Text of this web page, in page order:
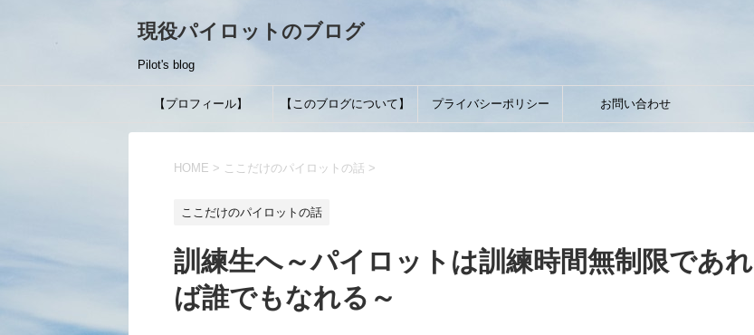
現役パイロットのブログ
Pilot's blog
【プロフィール】 【このブログについて】 プライバシーポリシー お問い合わせ
HOME > ここだけのパイロットの話 >
ここだけのパイロットの話
訓練生へ～パイロットは訓練時間無制限であれ
ば誰でもなれる～